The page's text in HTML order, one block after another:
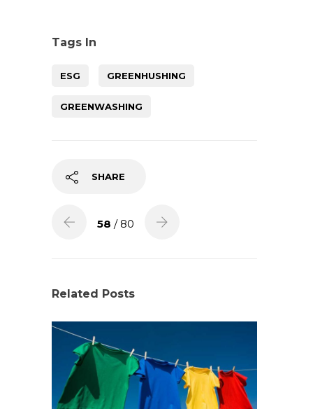
Tags In
ESG GREENHUSHING
GREENWASHING
SHARE
58 / 80
Related Posts